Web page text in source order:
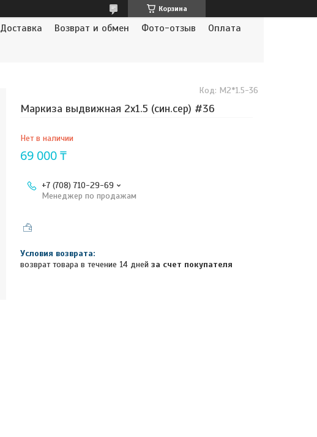
Корзина
Доставка Возврат и обмен Фото-отзыв
Оплата
Маркиза выдвижная 2х1.5 (син.сер) #36
Нет в наличии
Код: M2*1.5-36
69 000 ₸
+7 (708) 710-29-69
Менеджер по продажам
возврат товара в течение 14 дней за счет покупателя